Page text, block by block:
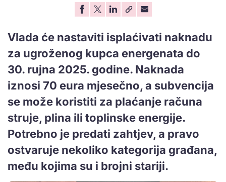
Vlada će nastaviti isplaćivati naknadu
za ugroženog kupca energenata do
30. rujna 2025. godine. Naknada
iznosi 70 eura mjesečno, a subvencija
se može koristiti za plaćanje računa
struje, plina ili toplinske energije.
Potrebno je predati zahtjev, a pravo
ostvaruje nekoliko kategorija građana,
među kojima su i brojni stariji.